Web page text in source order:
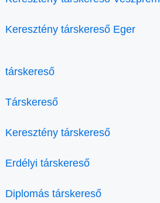
Keresztény társkereső Eger
társkereső
Társkereső
Keresztény társkereső
Erdélyi társkereső
Diplomás társkereső